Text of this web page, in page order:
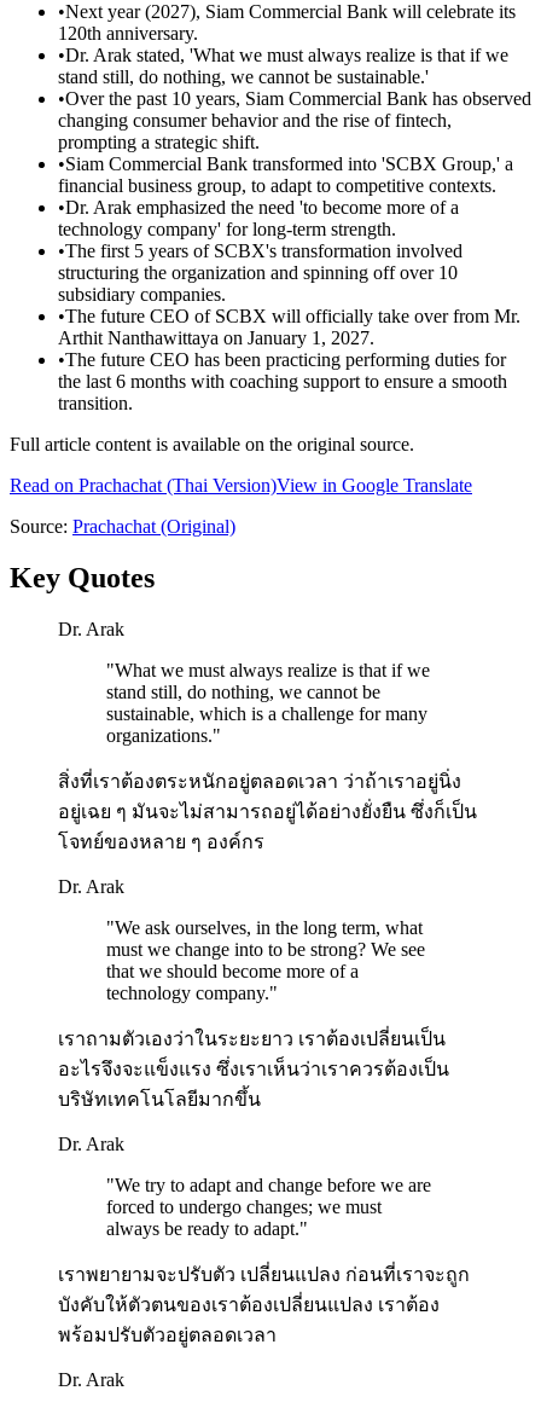
•Next year (2027), Siam Commercial Bank will celebrate its
120th anniversary.
•Dr. Arak stated, 'What we must always realize is that if we
stand still, do nothing, we cannot be sustainable.'
•Over the past 10 years, Siam Commercial Bank has observed
changing consumer behavior and the rise of fintech,
prompting a strategic shift.
•Siam Commercial Bank transformed into 'SCBX Group,' a
financial business group, to adapt to competitive contexts.
•Dr. Arak emphasized the need 'to become more of a
technology company' for long-term strength.
•The first 5 years of SCBX's transformation involved
structuring the organization and spinning off over 10
subsidiary companies.
•The future CEO of SCBX will officially take over from Mr.
Arthit Nanthawittaya on January 1, 2027.
•The future CEO has been practicing performing duties for
the last 6 months with coaching support to ensure a smooth
transition.
Full article content is available on the original source.
Read on Prachachat (Thai Version)View in Google Translate
Source: Prachachat (Original)
Key Quotes
Dr. Arak
"What we must always realize is that if we
stand still, do nothing, we cannot be
sustainable, which is a challenge for many
organizations."
สิ่งที่เราต้องตระหนักอยู่ตลอดเวลา ว่าถ้าเราอยู่นิ่ง
อยู่เฉย ๆ มันจะไม่สามารถอยู่ได้อย่างยั่งยืน ซึ่งก็เป็น
โจทย์ของหลาย ๆ องค์กร
Dr. Arak
"We ask ourselves, in the long term, what
must we change into to be strong? We see
that we should become more of a
technology company."
เราถามตัวเองว่าในระยะยาว เราต้องเปลี่ยนเป็น
อะไรจึงจะแข็งแรง ซึ่งเราเห็นว่าเราควรต้องเป็น
บริษัทเทคโนโลยีมากขึ้น
Dr. Arak
"We try to adapt and change before we are
forced to undergo changes; we must
always be ready to adapt."
เราพยายามจะปรับตัว เปลี่ยนแปลง ก่อนที่เราจะถูก
บังคับให้ตัวตนของเราต้องเปลี่ยนแปลง เราต้อง
พร้อมปรับตัวอยู่ตลอดเวลา
Dr. Arak